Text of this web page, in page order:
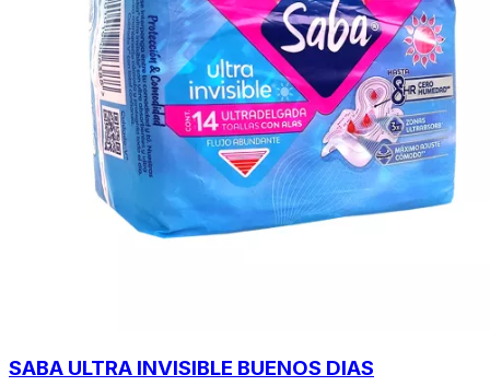
SABA ULTRA INVISIBLE BUENOS DIAS